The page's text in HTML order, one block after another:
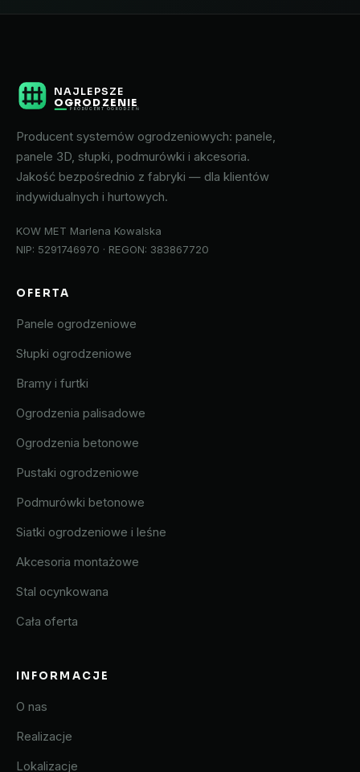
NAJLEPSZE
OGRODZENIE
PRODUCENT OGRODZEŃ
Producent systemów ogrodzeniowych: panele,
panele 3D, słupki, podmurówki i akcesoria.
Jakość bezpośrednio z fabryki — dla klientów
indywidualnych i hurtowych.
KOW MET Marlena Kowalska
NIP: 5291746970 · REGON: 383867720
OFERTA
Panele ogrodzeniowe
Słupki ogrodzeniowe
Bramy i furtki
Ogrodzenia palisadowe
Ogrodzenia betonowe
Pustaki ogrodzeniowe
Podmurówki betonowe
Siatki ogrodzeniowe i leśne
Akcesoria montażowe
Stal ocynkowana
Cała oferta
INFORMACJE
O nas
Realizacje
Lokalizacje